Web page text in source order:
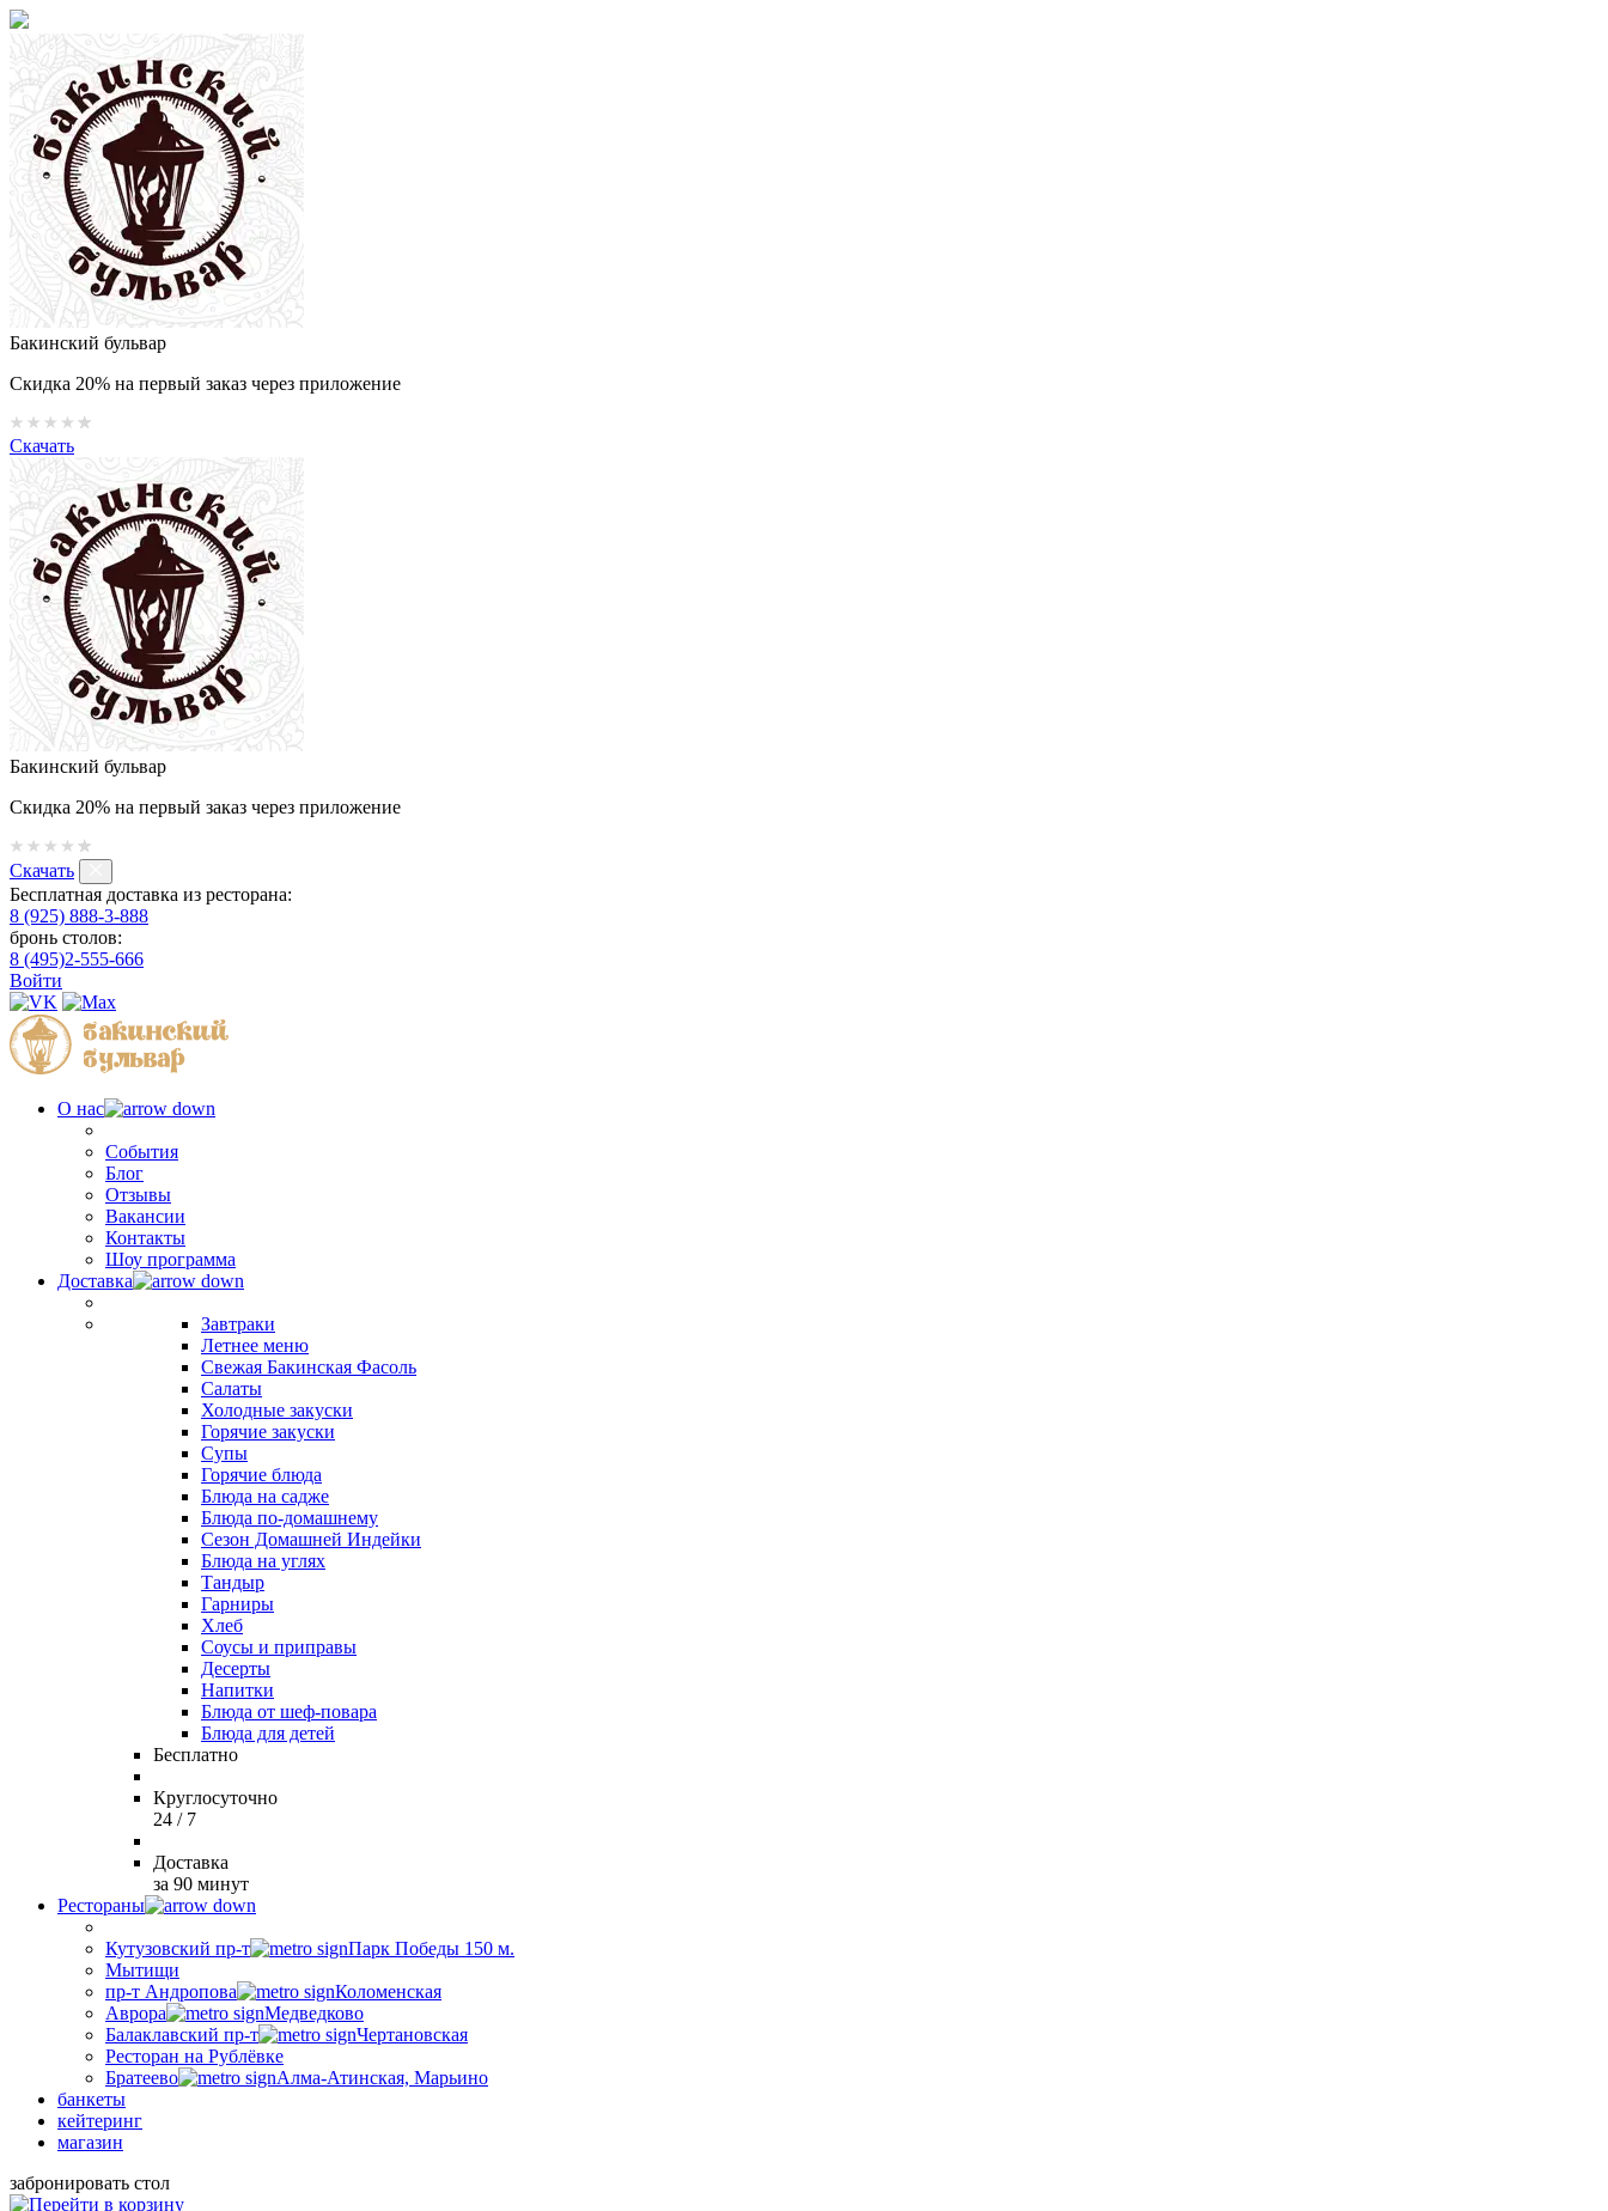
Бакинский бульвар
Скидка 20% на первый заказ через приложение
Скачать
Бакинский бульвар
Скидка 20% на первый заказ через приложение
Скачать
Бесплатная доставка из ресторана:
8 (925) 888-3-888
бронь столов:
8 (495)2-555-666
Войти
О нас
События
Блог
Отзывы
Вакансии
Контакты
Шоу программа
Доставка
Завтраки
Летнее меню
Свежая Бакинская Фасоль
Салаты
Холодные закуски
Горячие закуски
Супы
Горячие блюда
Блюда на садже
Блюда по-домашнему
Сезон Домашней Индейки
Блюда на углях
Тандыр
Гарниры
Хлеб
Соусы и приправы
Десерты
Напитки
Блюда от шеф-повара
Блюда для детей
Бесплатно
Круглосуточно
24 / 7
Доставка
за 90 минут
Рестораны
Кутузовский пр-т
Парк Победы 150 м.
Мытищи
пр-т Андропова
Коломенская
Аврора
Медведково
Балаклавский пр-т
Чертановская
Ресторан на Рублёвке
Братеево
Алма-Атинская, Марьино
банкеты
кейтеринг
магазин
забронировать стол